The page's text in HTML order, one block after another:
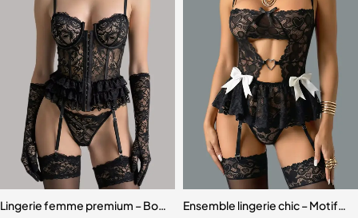
Lingerie femme premium – Body en dentelle florale avec
Ensemble lingerie chic – Motifs